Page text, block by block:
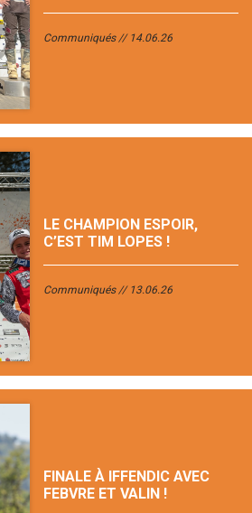
Communiqués 14.06.26
LE CHAMPION ESPOIR,
C’EST TIM LOPES !
Communiqués 13.06.26
FINALE À IFFENDIC AVEC
FEBVRE ET VALIN !